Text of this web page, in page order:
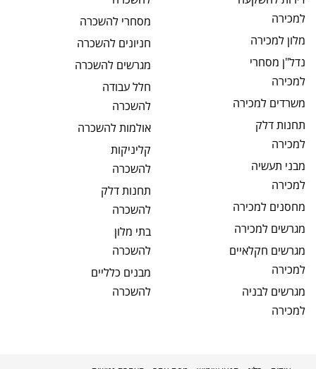
למכירה
מלון למכירה
נדל"ן מסחרי
למכירה
משרדים למכירה
תחנות דלק
למכירה
מבני תעשיה
למכירה
מחסנים למכירה
מגרשים למכירה
מגרשים חקלאיים
למכירה
מגרשים לבניה
למכירה
מסחרי להשכרה
חניונים להשכרה
מגרשים להשכרה
חלל עבודה
להשכרה
אולמותלהשכרה
קליניקות
להשכרה
תחנות דלק
להשכרה
בתי מלון
להשכרה
מבנים כלליים
להשכרה